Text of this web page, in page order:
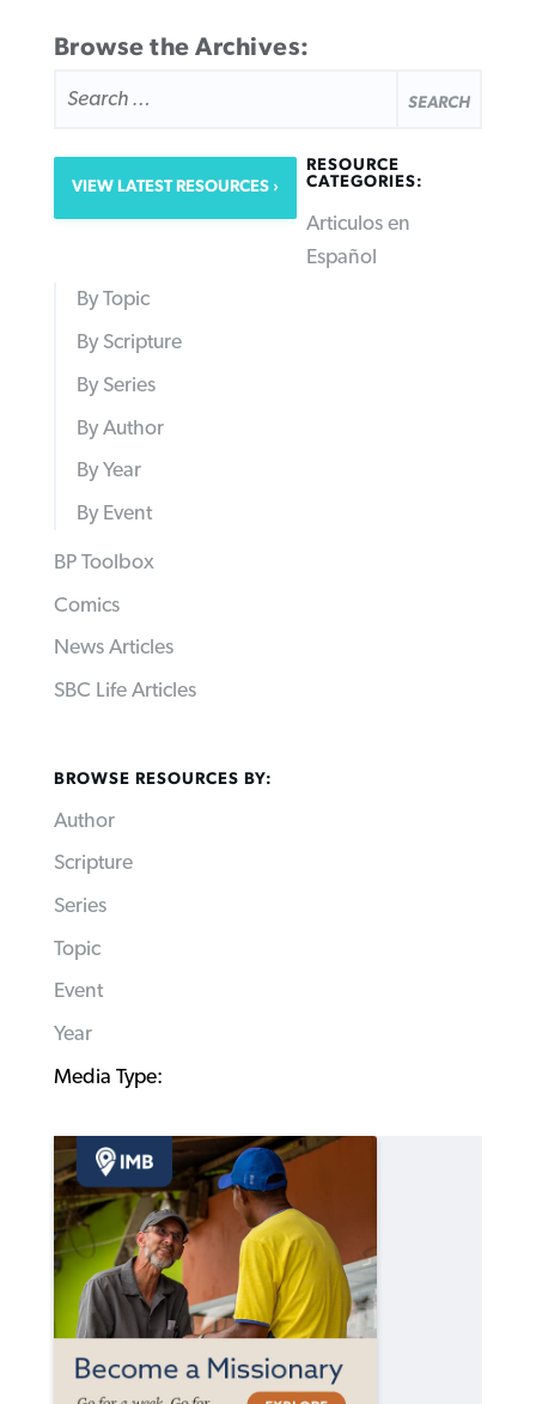
Browse the Archives:
FOR:
VIEW LATEST RESOURCES
RESOURCE
CATEGORIES:
Articulos en
Español
By Topic
By Scripture
By Series
By Author
By Year
By Event
BP Toolbox
Comics
News Articles
SBC Life Articles
BROWSE RESOURCES BY:
Author
Scripture
Series
Topic
Event
Year
Media Type: